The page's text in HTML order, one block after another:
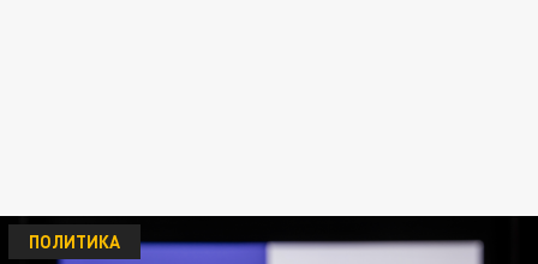
ПОЛИТИКА